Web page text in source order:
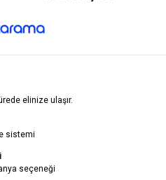
elinize ulaşır.
sistemi
seçeneği